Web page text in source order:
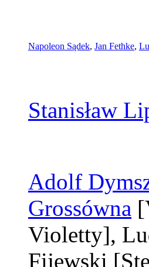
Napoleon Sądek, Jan Fethke,
Stanisław
Adolf
Grossówna
Violetty],
Fijewski